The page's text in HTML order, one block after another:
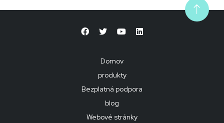
Domov
produkty
Bezplatná podpora
blog
Webové stránky